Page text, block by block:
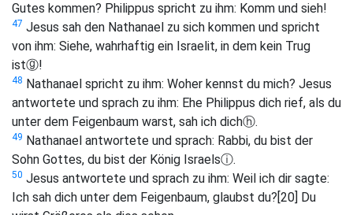
Gutes kommen? Philippus spricht zu ihm: Komm und sieh!
47 Jesus sah den Nathanael zu sich kommen und spricht
von ihm: Siehe, wahrhaftig ein Israelit, in dem kein Trug
istⓖ!
48 Nathanael spricht zu ihm: Woher kennst du mich? Jesus
antwortete und sprach zu ihm: Ehe Philippus dich rief, als du
unter dem Feigenbaum warst, sah ich dichⓗ.
49 Nathanael antwortete und sprach: Rabbi, du bist der
Sohn Gottes, du bist der König Israelsⓘ.
50 Jesus antwortete und sprach zu ihm: Weil ich dir sagte:
Ich sah dich unter dem Feigenbaum, glaubst du?[20] Du